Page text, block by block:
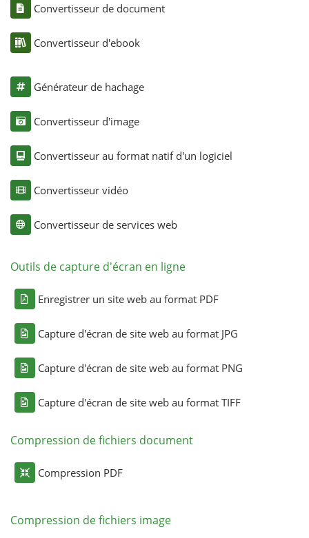
Convertisseur de document
Convertisseur d'ebook
Générateur de hachage
Convertisseur d'image
Convertisseur au format natif d'un logiciel
Convertisseur vidéo
Convertisseur de services web
Outils de capture d'écran en ligne
Enregistrer un site web au format PDF
Capture d'écran de site web au format JPG
Capture d'écran de site web au format PNG
Capture d'écran de site web au format TIFF
Compression de fichiers document
Compression PDF
Compression de fichiers image